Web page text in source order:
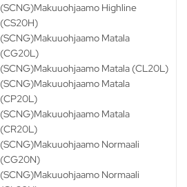
(SCNG)Makuuohjaamo Highline
(CS20H)
(SCNG)Makuuohjaamo Matala
(CG20L)
(SCNG)Makuuohjaamo Matala (CL20L)
(SCNG)Makuuohjaamo Matala
(CP20L)
(SCNG)Makuuohjaamo Matala
(CR20L)
(SCNG)Makuuohjaamo Normaali
(CG20N)
(SCNG)Makuuohjaamo Normaali